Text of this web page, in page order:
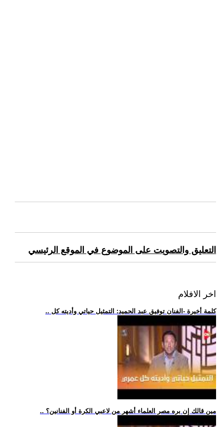
التعليق والتصويت على الموضوع في الموقع الرئيسي
اخر الافلام
.. كلمة أخيرة -الفنان توفيق عبد الحميد: التمثيل حياتي وأديته كل
.. مين قالك إن بره مصر العلماء أشهر من لاعبي الكرة أو الفنانين؟